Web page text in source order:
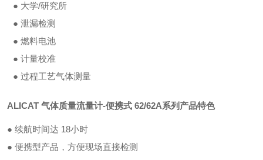
● 大学/研究所
● 泄漏检测
● 燃料电池
● 计量校准
● 过程工艺气体测量
ALICAT 气体质量流量计-便携式 62/62A系列 产品特色
● 续航时间达 18小时
● 便携型产品，方便现场直接检测